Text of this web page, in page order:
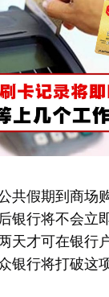
共假期到商场
银行将不会立
天才可在银行
银行将打破这